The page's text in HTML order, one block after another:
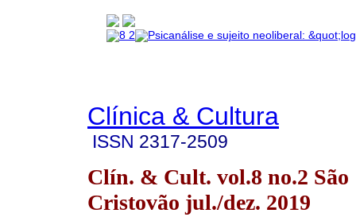
Clínica & Cultura
ISSN 2317-2509
Clín. & Cult. vol.8 no.2 São
Cristovão jul./dez. 2019